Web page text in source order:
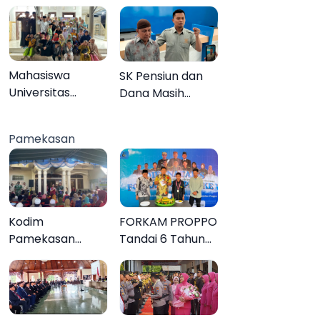
Sendiri
Mahasiswa
Universitas
MENARA di Desa
Dapenda
SK Pensiun dan
Dana Masih
Tagih Janji BRI
Sumenep
Pamekasan
Kodim
Pamekasan
Tuntaskan
Operasi Katarak
Gratis, 160 Warga
Kembali Melihat
FORKAM PROPPO
Tandai 6 Tahun
Perjalanan
dengan
Peluncuran Mars,
Hymne, dan Buku